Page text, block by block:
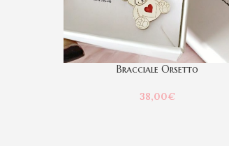
Bracciale Orsetto
38,00€